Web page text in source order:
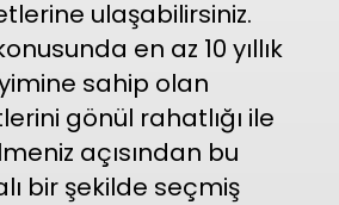
ulaşabilirsiniz.
en az 10 yıllık
sahip olan
gönül rahatlığı ile
açısından bu
bir şekilde seçmiş